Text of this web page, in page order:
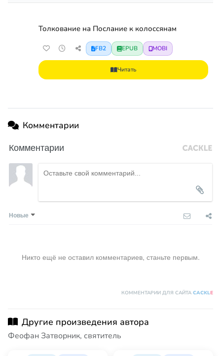
Толкование на Послание к колоссянам
FB2 EPUB MOBI
Читать
Комментарии
Комментарии
Новые
Никто ещё не оставил комментариев, станьте первым.
КОММЕНТАРИИ ДЛЯ САЙТА CACKLE
Другие произведения автора
Феофан Затворник, святитель